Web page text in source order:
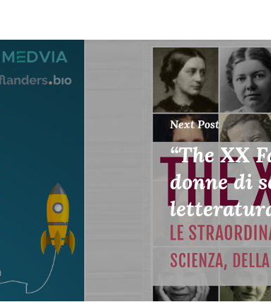
Next Post
“The XX
donne di